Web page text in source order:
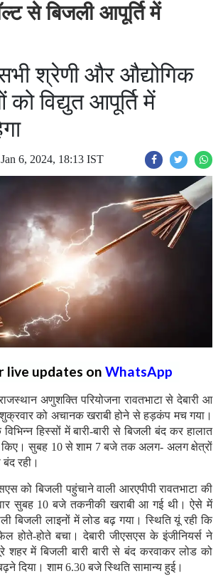
से बिजली आपूर्ति में
श्रेणी और औद्योगिक
विद्युत आपूर्ति में
Jan 6, 2024, 18:13 IST
live updates on WhatsApp
अणुशक्ति परियोजना रावतभाटा से देबारी आ
शुक्रवार को अचानक खराबी होने से हड़कंप मच गया।
हिस्सों में बारी-बारी से बिजली बंद कर हालात
सुबह 10 से शाम 7 बजे तक अलग- अलग क्षेत्रों
बंद रही।
को बिजली पहुंचाने वाली आरएपीपी रावतभाटा की
सुबह 10 बजे तकनीकी खराबी आ गई थी। ऐसे में
बिजली लाइनों में लोड बढ़ गया। स्थिति यूं रही कि
होते-होते बचा। देबारी जीएसएस के इंजीनियर्स ने
शहर में बिजली बारी बारी से बंद करवाकर लोड को
दिया। शाम 6.30 बजे स्थिति सामान्य हुई।